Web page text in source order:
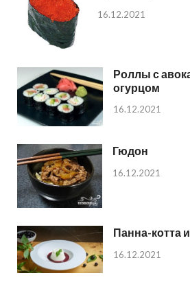
16.12.2021
Роллы с
огурцом
16.12.2021
Гюдон
16.12.2021
Панна-котта
16.12.2021